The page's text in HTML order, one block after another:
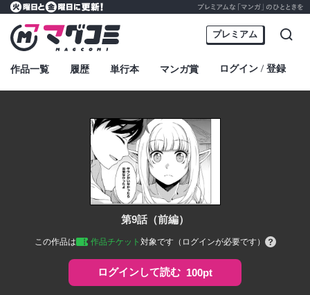
マグコミ – Mag Garden Comic Online
プレミアムな「マンガ」のひとときを
火曜日と金曜日に更新！
プレミアム
作品一覧 履歴 単行本 マンガ賞 ログイン ・
登録
検索
第9話（前編）
この作品は 作品チケット 対象です（ログインが必要です）
ログインして読む 100pt